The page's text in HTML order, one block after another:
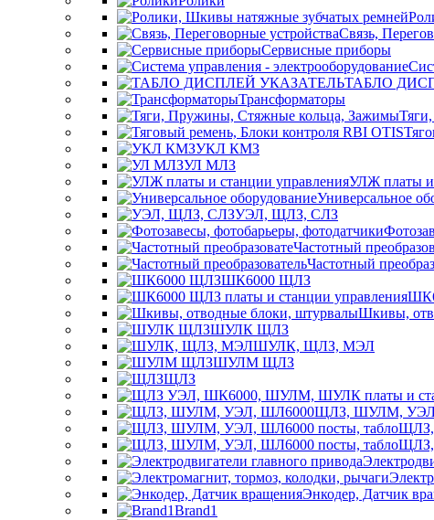
Связь,
Сервисные приборы
ТАБЛО
Трансформаторы
УКЛ КМЗ
УЛ МЛЗ
УЛЖ платы и
Универсальное
УЭЛ, ЩЛЗ, СЛЗ
Частотный
Частотный
ШК6000 ЩЛЗ
Шкивы,
ШУЛК ЩЛЗ
ШУЛК, ЩЛЗ, МЭЛ
ШУЛМ ЩЛЗ
ЩЛЗ
ЩЛЗ, ШУЛМ,
ЩЛЗ,
ЩЛЗ,
Энкодер, Датчик
Brand1